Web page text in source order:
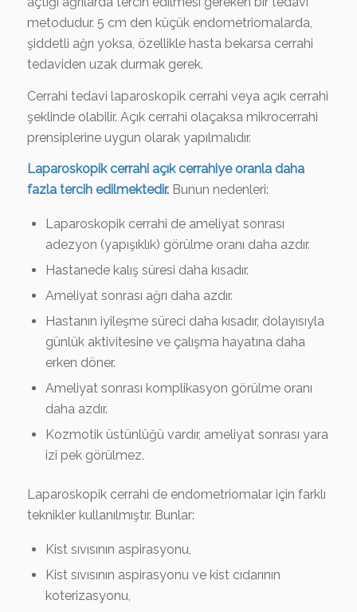
metodudur. 5 cm den küçük endometriomalarda,
şiddetli ağrı yoksa, özellikle hasta bekarsa cerrahi
tedaviden uzak durmak gerek.
Cerrahi tedavi laparoskopik cerrahi veya açık cerrahi
şeklinde olabilir. Açık cerrahi olaçaksa mikrocerrahi
prensiplerine uygun olarak yapılmalıdır.
Laparoskopik cerrahi açık cerrahiye oranla daha
fazla tercih edilmektedir.Bunun nedenleri:
Laparoskopik cerrahi de ameliyat sonrası
adezyon (yapışıklık) görülme oranı daha azdır.
Hastanede kalış süresi daha kısadır.
Ameliyat sonrası ağrı daha azdır.
Hastanın iyileşme süreci daha kısadır, dolayısıyla
günlük aktivitesine ve çalışma hayatına daha
erken döner.
Ameliyat sonrası komplikasyon görülme oranı
daha azdır.
Kozmotik üstünlüğü vardır, ameliyat sonrası yara
izi pek görülmez.
Laparoskopik cerrahi de endometriomalar için farklı
teknikler kullanılmıştır. Bunlar:
Kist sıvısının aspirasyonu,
Kist sıvısının aspirasyonu ve kist cıdarının
koterizasyonu,